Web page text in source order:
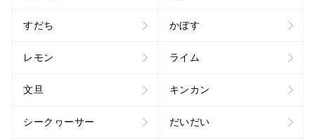
すだち かぼす
レモン ライム
文旦 キンカン
シークヮーサー だいだい